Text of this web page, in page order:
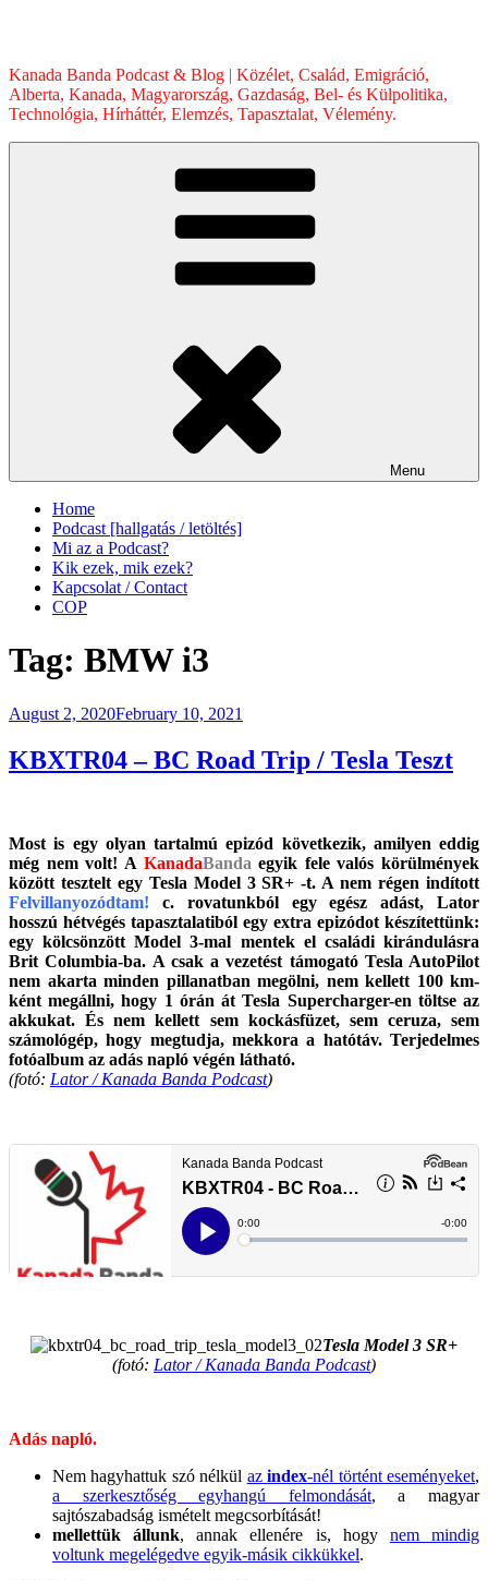
Kanada Banda Podcast & Blog | Közélet, Család, Emigráció,
Alberta, Kanada, Magyarország, Gazdaság, Bel- és Külpolitika,
Technológia, Hírháttér, Elemzés, Tapasztalat, Vélemény.
Menu
Home
Podcast [hallgatás / letöltés]
Mi az a Podcast?
Kik ezek, mik ezek?
Kapcsolat / Contact
COP
Tag: BMW i3
Posted
August 2, 2020February 10, 2021
KBXTR04 – BC Road Trip / Tesla Teszt
Most is egy olyan tartalmú epizód következik, amilyen eddig
még nem volt! A KanadaBanda egyik fele valós körülmények
között tesztelt egy Tesla Model 3 SR+ -t. A nem régen indított
Felvillanyozódtam! c. rovatunkból egy egész adást, Lator
hosszú hétvégés tapasztalatiból egy extra epizódot készítettünk:
egy kölcsönzött Model 3-mal mentek el családi kirándulásra
Brit Columbia-ba. A csak a vezetést támogató Tesla AutoPilot
nem akarta minden pillanatban megölni, nem kellett 100 km-
ként megállni, hogy 1 órán át Tesla Supercharger-en töltse az
akkukat. És nem kellett sem kockásfüzet, sem ceruza, sem
számológép, hogy megtudja, mekkora a hatótáv. Terjedelmes
fotóalbum az adás napló végén látható.
(fotó: Lator / Kanada Banda Podcast)
Tesla Model 3 SR+
(fotó: Lator / Kanada Banda Podcast)
Adás napló.
Nem hagyhattuk szó nélkül azindex-nél történt eseményeket,
a szerkesztőség egyhangú felmondását, a magyar
sajtószabadság ismételt megcsorbítását!
mellettük állunk, annak ellenére is, hogy nem mindig
voltunk megelégedve egyik-másik cikkükkel.